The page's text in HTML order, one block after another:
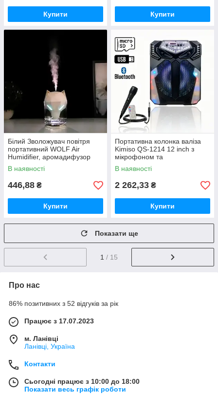
Купити Купити
Білий Зволожувач повітря
портативний WOLF Air
Humidifier, аромадифузор
електричний з резервуаром
для ефірної олії,
В наявності
446,88 ₴
Купити
Портативна колонка валіза
Kimiso QS-1214 12 inch з
мікрофоном та
світломузикою, 900 Вт
В наявності
2 262,33 ₴
Купити
Показати ще
1 / 15
Про нас
86% позитивних з 52 відгуків за рік
Працює з 17.07.2023
м. Ланівці
Ланівці, Україна
Контакти
Сьогодні працює з 10:00 до 18:00
Показати весь графік роботи